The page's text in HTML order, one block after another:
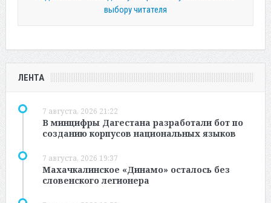
выбору читателя
ЛЕНТА
7 августа, 2026 21:22
В минцифры Дагестана разработали бот по
созданию корпусов национальных языков
7 августа, 2026 19:37
Махачкалинское «Динамо» осталось без
словенского легионера